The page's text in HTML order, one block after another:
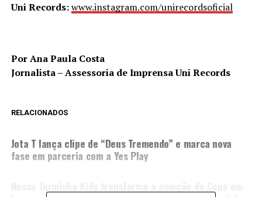
Uni Records:www.instagram.com/unirecordsoficial
Por Ana Paula Costa
Jornalista – Assessoria de Imprensa Uni Records
RELACIONADOS
Jota T lança clipe de “Deus Tremendo” e marca nova
fase em parceria com a Yes Play